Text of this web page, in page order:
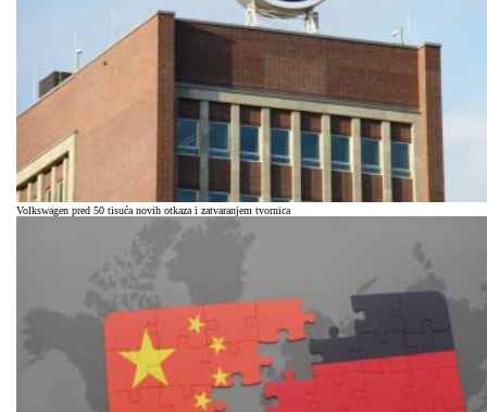
Volkswagen pred 50 tisuća novih otkaza i zatvaranjem tvornica